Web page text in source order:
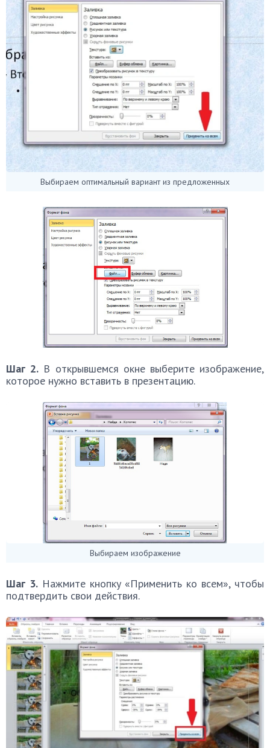
Выбираем оптимальный вариант из предложенных
Шаг 2. В открывшемся окне выберите изображение,
которое нужно вставить в презентацию.
Выбираем изображение
Шаг 3.Нажмите кнопку «Применить ко всем», чтобы
подтвердить свои действия.